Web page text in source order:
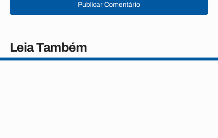
Publicar Comentário
Leia Também